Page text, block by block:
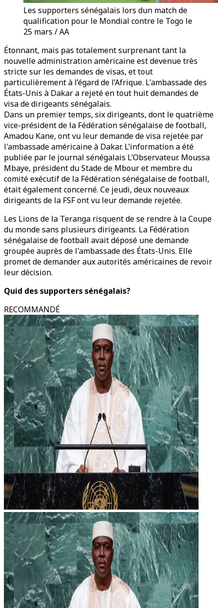
Les supporters sénégalais lors dun match de
qualification pour le Mondial contre le Togo le
25 mars / AA
Étonnant, mais pas totalement surprenant tant la
nouvelle administration américaine est devenue très
stricte sur les demandes de visas, et tout
particulièrement à l’égard de l’Afrique. L'ambassade des
États-Unis à Dakar a rejeté en tout huit demandes de
visa de dirigeants sénégalais.
Dans un premier temps, six dirigeants, dont le quatrième
vice-président de la Fédération sénégalaise de football,
Amadou Kane, ont vu leur demande de visa rejetée par
l'ambassade américaine à Dakar. L’information a été
publiée par le journal sénégalais L’Observateur. Moussa
Mbaye, président du Stade de Mbour et membre du
comité exécutif de la Fédération sénégalaise de football,
était également concerné. Ce jeudi, deux nouveaux
dirigeants de la FSF ont vu leur demande rejetée.
Les Lions de la Teranga risquent de se rendre à la Coupe
du monde sans plusieurs dirigeants. La Fédération
sénégalaise de football avait déposé une demande
groupée auprès de l'ambassade des États-Unis. Elle
promet de demander aux autorités américaines de revoir
leur décision.
Quid des supporters sénégalais?
RECOMMANDÉ